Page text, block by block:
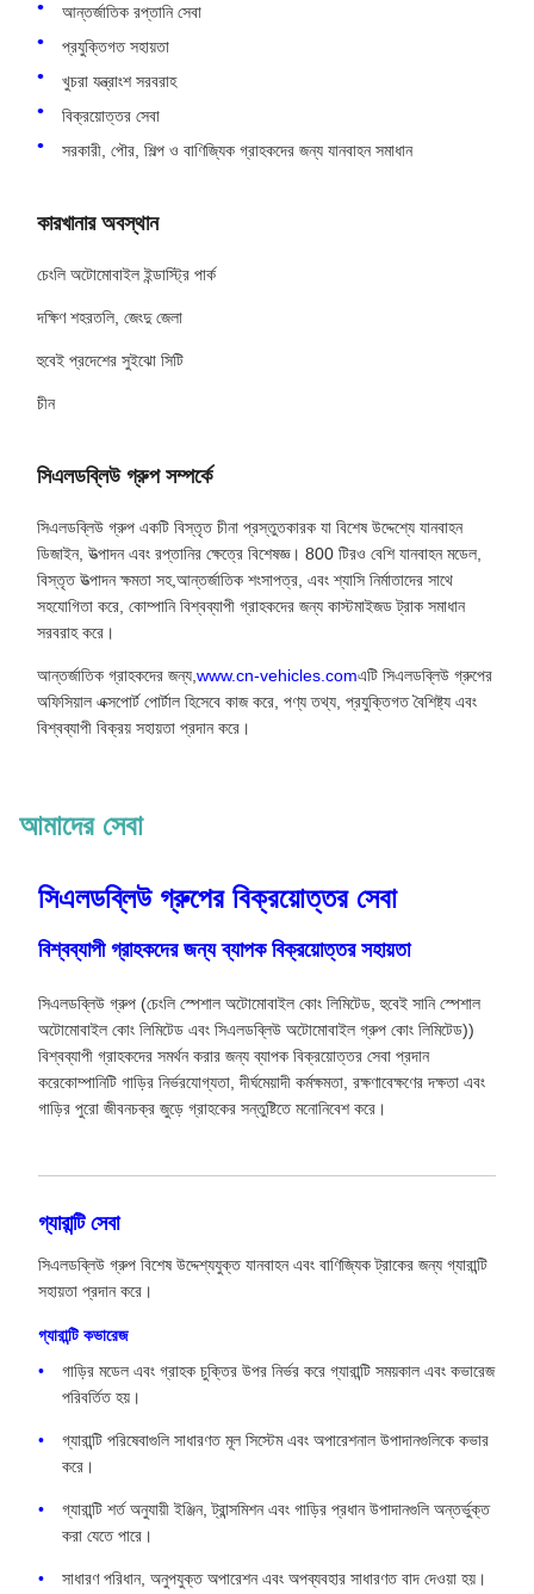
আন্তর্জাতিক রপ্তানি সেবা
প্রযুক্তিগত সহায়তা
খুচরা যন্ত্রাংশ সরবরাহ
বিক্রয়োত্তর সেবা
সরকারী, পৌর, শিল্প ও বাণিজ্যিক গ্রাহকদের জন্য যানবাহন সমাধান
কারখানার অবস্থান
চেংলি অটোমোবাইল ইন্ডাস্ট্রি পার্ক
দক্ষিণ শহরতলি, জেংদু জেলা
হুবেই প্রদেশের সুইঝো সিটি
চীন
সিএলডব্লিউ গ্রুপ সম্পর্কে
সিএলডব্লিউ গ্রুপ একটি বিস্তৃত চীনা প্রস্তুতকারক যা বিশেষ উদ্দেশ্যে যানবাহন
ডিজাইন, উত্পাদন এবং রপ্তানির ক্ষেত্রে বিশেষজ্ঞ। 800 টিরও বেশি যানবাহন মডেল,
বিস্তৃত উত্পাদন ক্ষমতা সহ,আন্তর্জাতিক শংসাপত্র, এবং শ্যাসি নির্মাতাদের সাথে
সহযোগিতা করে, কোম্পানি বিশ্বব্যাপী গ্রাহকদের জন্য কাস্টমাইজড ট্রাক সমাধান
সরবরাহ করে।
আন্তর্জাতিক গ্রাহকদের জন্য,www.cn-vehicles.comএটি সিএলডব্লিউ গ্রুপের
অফিসিয়াল এক্সপোর্ট পোর্টাল হিসেবে কাজ করে, পণ্য তথ্য, প্রযুক্তিগত বৈশিষ্ট্য এবং
বিশ্বব্যাপী বিক্রয় সহায়তা প্রদান করে।
আমাদের সেবা
সিএলডব্লিউ গ্রুপের বিক্রয়োত্তর সেবা
বিশ্বব্যাপী গ্রাহকদের জন্য ব্যাপক বিক্রয়োত্তর সহায়তা
সিএলডব্লিউ গ্রুপ (চেংলি স্পেশাল অটোমোবাইল কোং লিমিটেড, হুবেই সানি স্পেশাল
অটোমোবাইল কোং লিমিটেড এবং সিএলডব্লিউ অটোমোবাইল গ্রুপ কোং লিমিটেড))
বিশ্বব্যাপী গ্রাহকদের সমর্থন করার জন্য ব্যাপক বিক্রয়োত্তর সেবা প্রদান
করেকোম্পানিটি গাড়ির নির্ভরযোগ্যতা, দীর্ঘমেয়াদী কর্মক্ষমতা, রক্ষণাবেক্ষণের দক্ষতা এবং
গাড়ির পুরো জীবনচক্র জুড়ে গ্রাহকের সন্তুষ্টিতে মনোনিবেশ করে।
গ্যারান্টি সেবা
সিএলডব্লিউ গ্রুপ বিশেষ উদ্দেশ্যযুক্ত যানবাহন এবং বাণিজ্যিক ট্রাকের জন্য গ্যারান্টি
সহায়তা প্রদান করে।
গ্যারান্টি কভারেজ
গাড়ির মডেল এবং গ্রাহক চুক্তির উপর নির্ভর করে গ্যারান্টি সময়কাল এবং কভারেজ
পরিবর্তিত হয়।
গ্যারান্টি পরিষেবাগুলি সাধারণত মূল সিস্টেম এবং অপারেশনাল উপাদানগুলিকে কভার
করে।
গ্যারান্টি শর্ত অনুযায়ী ইঞ্জিন, ট্রান্সমিশন এবং গাড়ির প্রধান উপাদানগুলি অন্তর্ভুক্ত
করা যেতে পারে।
সাধারণ পরিধান, অনুপযুক্ত অপারেশন এবং অপব্যবহার সাধারণত বাদ দেওয়া হয়।